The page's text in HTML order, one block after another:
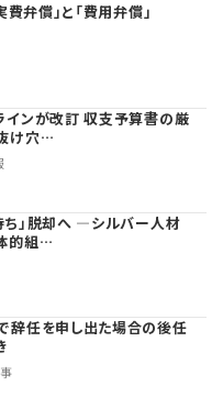
費弁償」と「費用弁償」
インが改訂 収支予算書の厳
け穴…
ち」脱却へ ―シルバー人材
的組…
辞任を申し出た場合の後任